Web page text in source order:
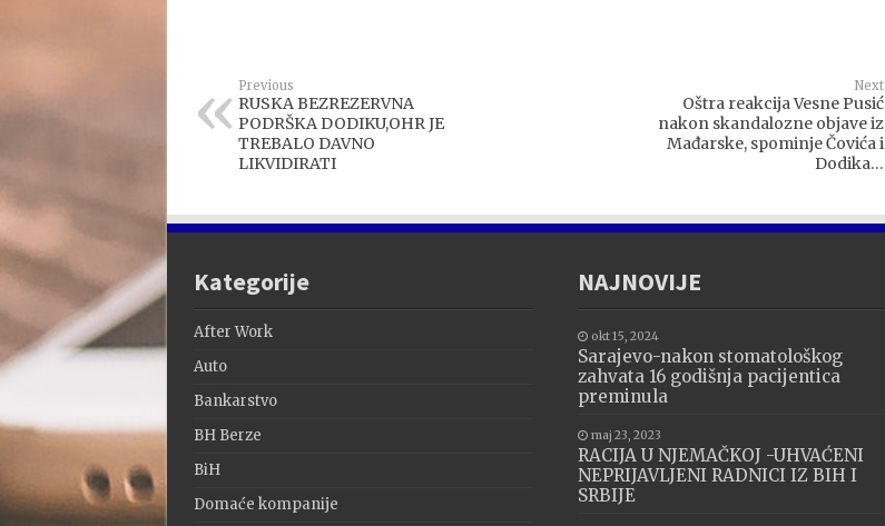
Previous
RUSKA BEZREZERVNA
PODRŠKA DODIKU,OHR JE
TREBALO DAVNO
LIKVIDIRATI
Next
Oštra reakcija Vesne Pusić
nakon skandalozne objave iz
Mađarske, spominje Čovića i
Dodika…
Kategorije
After Work
Auto
Bankarstvo
BH Berze
BiH
Domaće kompanije
NAJNOVIJE
okt 15, 2024
Sarajevo-nakon stomatološkog
zahvata 16 godišnja pacijentica
preminula
maj 23, 2023
RACIJA U NJEMAČKOJ -UHVAĆENI
NEPRIJAVLJENI RADNICI IZ BIH I
SRBIJE